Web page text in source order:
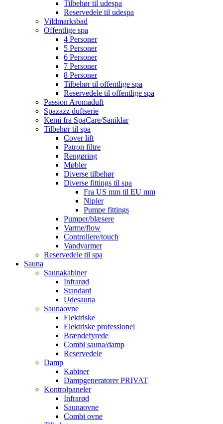
Tilbehør til udespa
Reservedele til udespa
Vildmarksbad
Offentlige spa
4 Personer
5 Personer
6 Personer
7 Personer
8 Personer
Tilbehør til offentlige spa
Reservedele til offentlige spa
Passion Aromaduft
Spazazz duftserie
Kemi fra SpaCare/Saniklar
Tilbehør til spa
Cover lift
Patron filtre
Rengøring
Møbler
Diverse tilbehør
Diverse fittings til spa
Fra US mm til EU mm
Nipler
Pumpe fittings
Pumper/blæsere
Varme/flow
Controllere/touch
Vandvarmer
Reservedele til spa
Sauna
Saunakabiner
Infrarød
Standard
Udesauna
Saunaovne
Elektriske
Elektriske professionel
Brændefyrede
Combi sauna/damp
Reservedele
Damp
Kabiner
Dampgeneratorer PRIVAT
Kontrolpaneler
Infrarød
Saunaovne
Combi ovne